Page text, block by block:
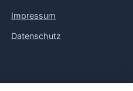
Impressum
Datenschutz